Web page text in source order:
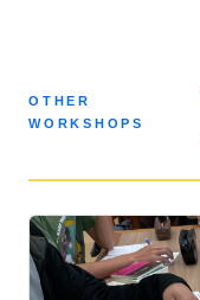
OTHER
WORKSHOPS